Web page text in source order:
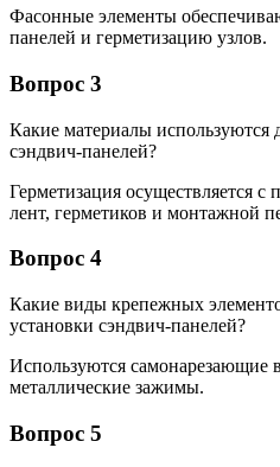
Фасонные элементы
панелей и герметизацию узлов.
Вопрос 3
Какие материалы используются
сэндвич-панелей?
Герметизация осуществляется
лент, герметиков и монтажной
Вопрос 4
Какие виды крепежных
установки сэндвич-панелей?
Используются самонарезающие
металлические зажимы.
Вопрос 5